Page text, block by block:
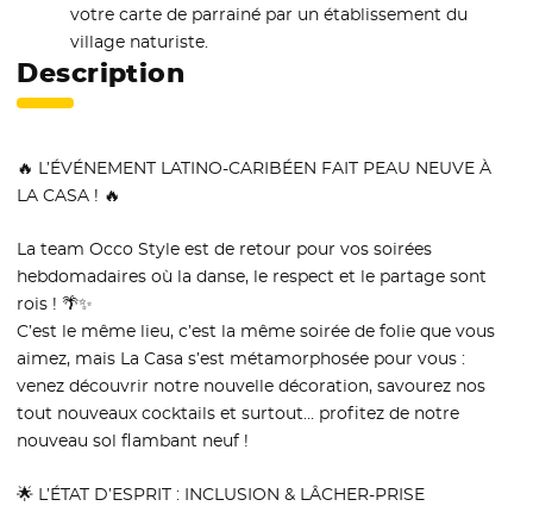
votre carte de parrainé par un établissement du
village naturiste.
Description
🔥 L’ÉVÉNEMENT LATINO-CARIBÉEN FAIT PEAU NEUVE À
LA CASA ! 🔥
La team Occo Style est de retour pour vos soirées
hebdomadaires où la danse, le respect et le partage sont
rois ! 🌴✨
C’est le même lieu, c’est la même soirée de folie que vous
aimez, mais La Casa s’est métamorphosée pour vous :
venez découvrir notre nouvelle décoration, savourez nos
tout nouveaux cocktails et surtout… profitez de notre
nouveau sol flambant neuf !
🌟 L’ÉTAT D’ESPRIT : INCLUSION & LÂCHER-PRISE